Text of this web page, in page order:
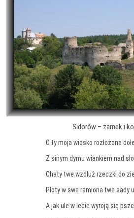
Sidorów – zamek i
O ty moja wiosko rozłożona
Z sinym dymu wiankiem nad
Chaty twe wzdłuż rzeczki do
Płoty w swe ramiona twe sady
A jak ule w lecie wyroją się